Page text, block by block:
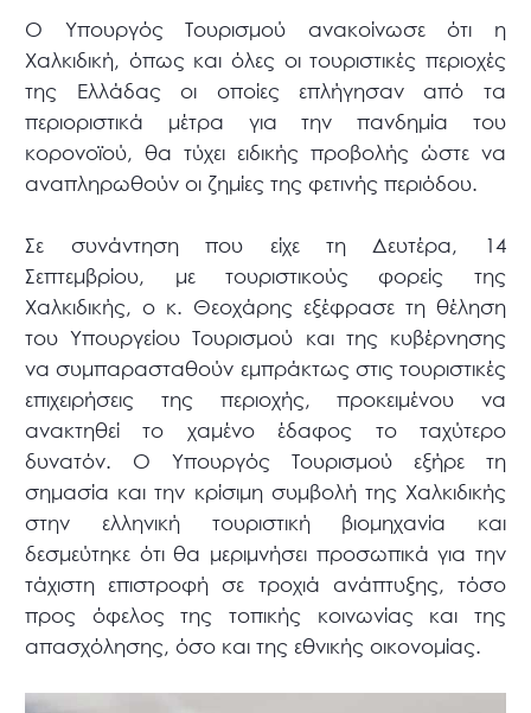
Ο Υπουργός Τουρισμού ανακοίνωσε ότι η
Χαλκιδική, όπως και όλες οι τουριστικές περιοχές
της Ελλάδας οι οποίες επλήγησαν από τα
περιοριστικά μέτρα για την πανδημία του
κορονοϊού, θα τύχει ειδικής προβολής ώστε να
αναπληρωθούν οι ζημίες της φετινής περιόδου.
Σε συνάντηση που είχε τη Δευτέρα, 14
Σεπτεμβρίου, με τουριστικούς φορείς της
Χαλκιδικής, ο κ. Θεοχάρης εξέφρασε τη θέληση
του Υπουργείου Τουρισμού και της κυβέρνησης
να συμπαρασταθούν εμπράκτως στις τουριστικές
επιχειρήσεις της περιοχής, προκειμένου να
ανακτηθεί το χαμένο έδαφος το ταχύτερο
δυνατόν. Ο Υπουργός Τουρισμού εξήρε τη
σημασία και την κρίσιμη συμβολή της Χαλκιδικής
στην ελληνική τουριστική βιομηχανία και
δεσμεύτηκε ότι θα μεριμνήσει προσωπικά για την
τάχιστη επιστροφή σε τροχιά ανάπτυξης, τόσο
προς όφελος της τοπικής κοινωνίας και της
απασχόλησης, όσο και της εθνικής οικονομίας.